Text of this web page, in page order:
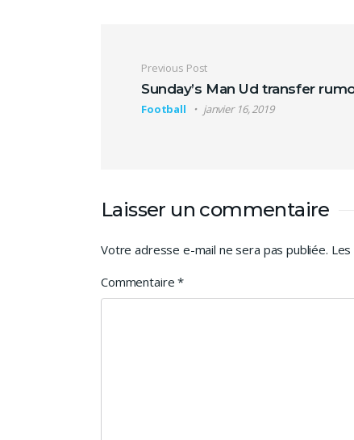
Navigation de
Previous Post
Sunday’s Man Ud transfer
Football janvier 16, 2019
Laisser un commentaire
Votre adresse e-mail ne sera pas publiée.
Commentaire*